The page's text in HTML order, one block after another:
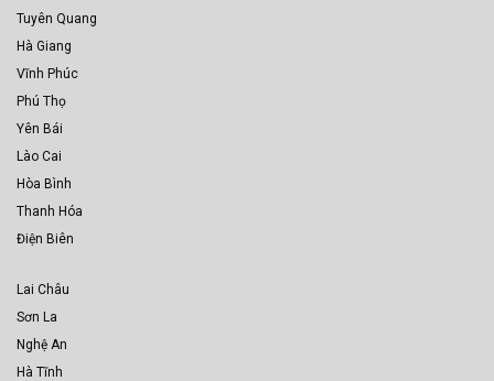
Tuyên Quang
Hà Giang
Vĩnh Phúc
Phú Thọ
Yên Bái
Lào Cai
Hòa Bình
Thanh Hóa
Điện Biên
Lai Châu
Sơn La
Nghệ An
Hà Tĩnh